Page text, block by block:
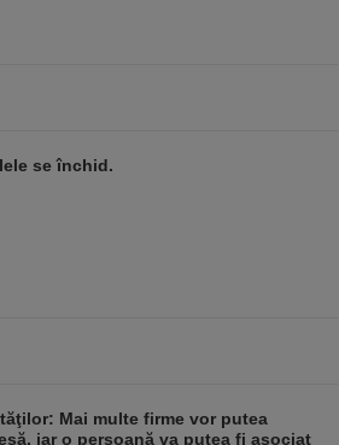
se închid.
Mai multe firme vor putea
iar o persoană va putea fi asociat